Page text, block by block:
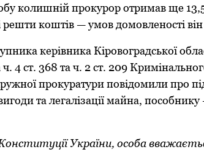
колишній прокурор отримав ще
коштів — умов домовленості
керівника Кіровоградської
4 ст. 368 та ч. 2 ст. 209
прокуратури повідомили про
та легалізації майна,
України, особа